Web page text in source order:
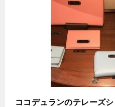
ココデュランのテレーズ